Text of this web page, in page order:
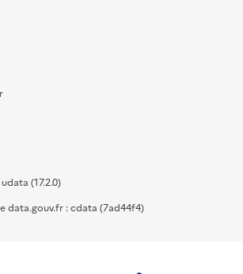
(17.2.0)
data.gouv.fr : cdata (7ad44f4)